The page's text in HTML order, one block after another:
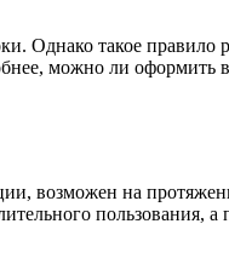
Однако такое правило
можно ли оформить
возможен на
пользования,